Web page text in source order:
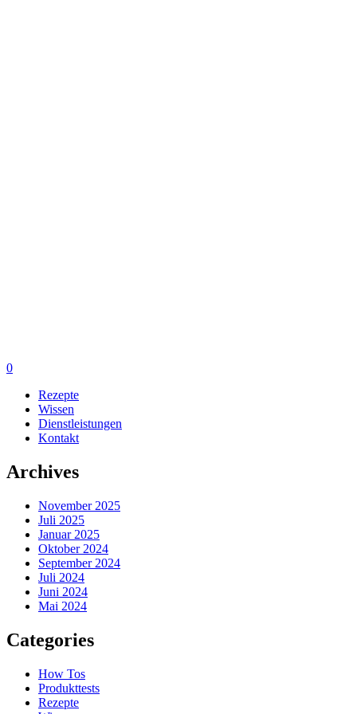
0
Rezepte
Wissen
Dienstleistungen
Kontakt
Archives
November 2025
Juli 2025
Januar 2025
Oktober 2024
September 2024
Juli 2024
Juni 2024
Mai 2024
Categories
How Tos
Produkttests
Rezepte